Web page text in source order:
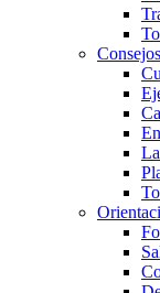
Consejos